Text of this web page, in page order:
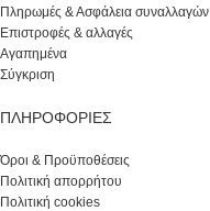
Πληρωμές & Ασφάλεια συναλλαγών
Επιστροφές & αλλαγές
Αγαπημένα
Σύγκριση
ΠΛΗΡΟΦΟΡΙΕΣ
Όροι & Προϋποθέσεις
Πολιτική απορρήτου
Πολιτική cookies